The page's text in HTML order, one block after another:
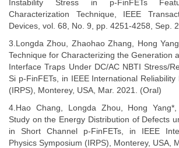
Instability Stress in p-FinFETs
Characterization Technique, IEEE
Devices, vol. 68, No. 9, pp. 4251-4258, Sep.
3. Longda Zhou, Zhaohao Zhang, Hong
Technique for Characterizing the Generation
Interface Traps Under DC/AC NBTI Stress/
Si p-FinFETs, in IEEE International Reliability
(IRPS), Monterey, USA, Mar. 2021. (Oral)
4. Hao Chang, Longda Zhou, Hong
Study on the Energy Distribution of Defects
in Short Channel p-FinFETs, in IEEE
Physics Symposium (IRPS), Monterey, USA,